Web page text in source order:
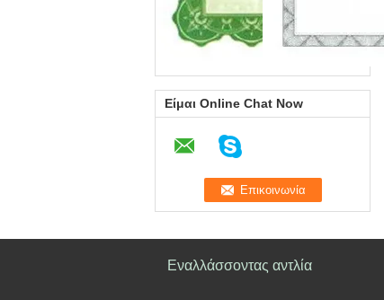
Είμαι Online Chat Now
Εναλλάσσοντας αντλία